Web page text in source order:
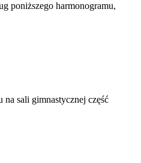
poniższego harmonogramu,
sali gimnastycznej część